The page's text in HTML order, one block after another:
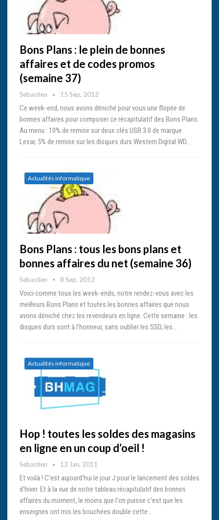
Bons Plans : le plein de bonnes
affaires et de codes promos
(semaine 37)
Sebastien 15 Sep, 2012
Ce week-end, nous avons déniché pour vous une flopée de
bonnes affaires pour composer ce récapitulatif des Bons Plans.
Au menu : 10% de remise sur deux clés USB 3.0 de marque
Lexar, 5% de remise sur les disques durs Western Digital WD…
Actualités informatique
Bons Plans : tous les bons plans et
bonnes affaires du net (semaine 36)
Sebastien 8 Sep, 2012
Voici comme tous les week-ends, notre rendez-vous avec les
meilleurs Bons Plans et toutes les bonnes affaires que nous
avons déniché chez les revendeurs en ligne. Cette semaine : les
disques durs sont à l'honneur, sans oublier les SSD, les…
Actualités informatique
Hop ! toutes les soldes des magasins
en ligne en un coup d’oeil !
Sebastien 12 Jan, 2011
Et voilà ! C'est aujourd'hui le jour J pour le lancement des soldes
d'hiver. Et à la vue de notre tableau récapitulatif des bonnes
affaires du moment, le moins que l'on puisse c'est que les
enseignes ont mis les bouchées double cette…